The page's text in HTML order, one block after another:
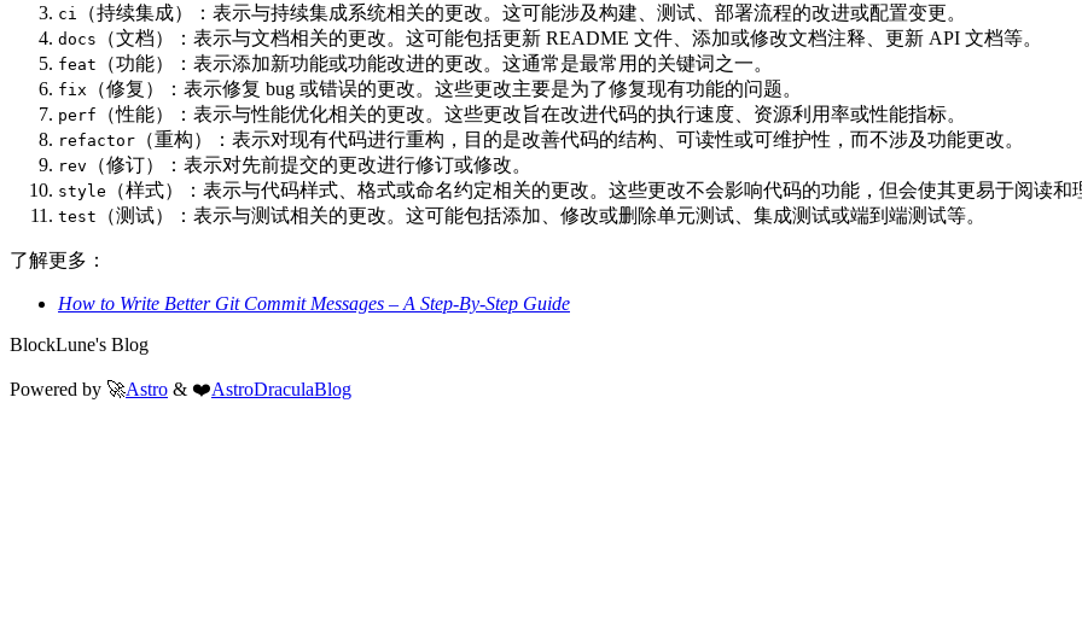
ci （持续集成）：表示与持续集成系统相关的更改。这可能涉及构建、测试、部署流程的改进或配置变更。
docs （文档）：表示与文档相关的更改。这可能包括更新 README 文件、添加或修改文档注释、更新 API 文档等。
feat （功能）：表示添加新功能或功能改进的更改。这通常是最常用的关键词之一。
fix （修复）：表示修复 bug 或错误的更改。这些更改主要是为了修复现有功能的问题。
perf （性能）：表示与性能优化相关的更改。这些更改旨在改进代码的执行速度、资源利用率或性能指标。
refactor （重构）：表示对现有代码进行重构，目的是改善代码的结构、可读性或可维护性，而不涉及功能更改。
rev （修订）：表示对先前提交的更改进行修订或修改。
style （样式）：表示与代码样式、格式或命名约定相关的更改。这些更改不会影响代码的功能，但会使其更易于阅读和
test （测试）：表示与测试相关的更改。这可能包括添加、修改或删除单元测试、集成测试或端到端测试等。
了解更多：
How to Write Better Git Commit Messages – A Step-By-Step Guide
BlockLune's Blog
Powered by 🚀Astro & ❤️AstroDraculaBlog